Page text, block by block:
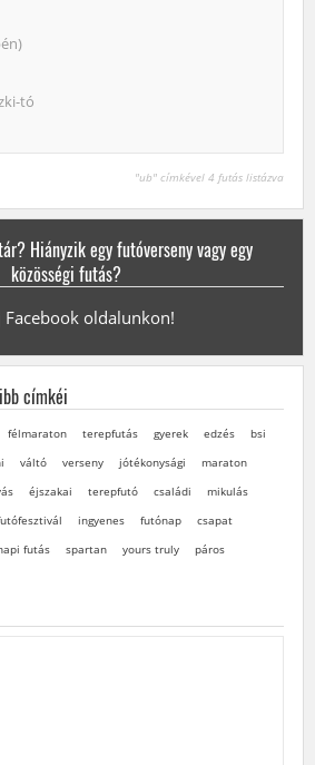
tó
"ub" címkével 4 futás listázva
Hiányzik egy futóverseny vagy egy
közösségi futás?
Facebook oldalunkon!
címkéi
félmaraton terepfutás gyerek edzés
bsi
váltó verseny jótékonysági
maraton
éjszakai terepfutó családi
mikulás
ingyenes futónap
csapat
futás spartan yours truly
páros